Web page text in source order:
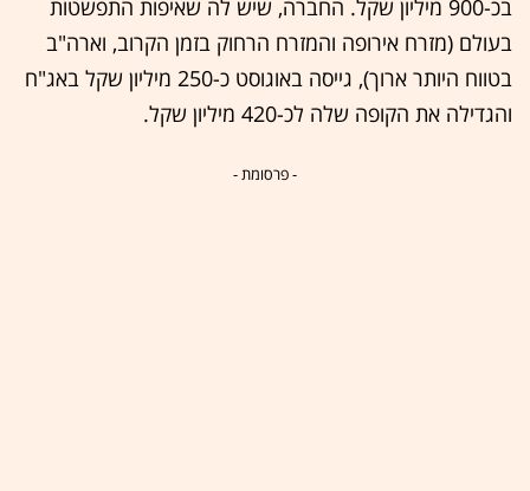
בכ-900 מיליון שקל. החברה, שיש לה שאיפות התפשטות
בעולם (מזרח אירופה והמזרח הרחוק בזמן הקרוב, וארה"ב
בטווח היותר ארוך), גייסה באוגוסט כ-250 מיליון שקל באג"ח
והגדילה את הקופה שלה לכ-420 מיליון שקל.
- פרסומת -